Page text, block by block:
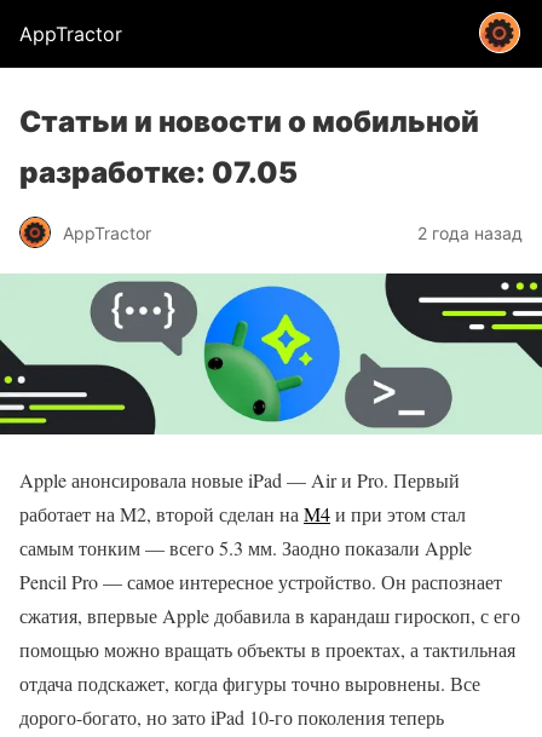
AppTractor
Статьи и новости о мобильной
разработке: 07.05
AppTractor 2 года назад
Apple анонсировала новые iPad — Air и Pro. Первый
работает на M2, второй сделан на M4и при этом стал
самым тонким — всего 5.3 мм. Заодно показали Apple
Pencil Pro — самое интересное устройство. Он распознает
сжатия, впервые Apple добавила в карандаш гироскоп, с его
помощью можно вращать объекты в проектах, а тактильная
отдача подскажет, когда фигуры точно выровнены. Все
дорого-богато, но зато iPad 10-го поколения теперь